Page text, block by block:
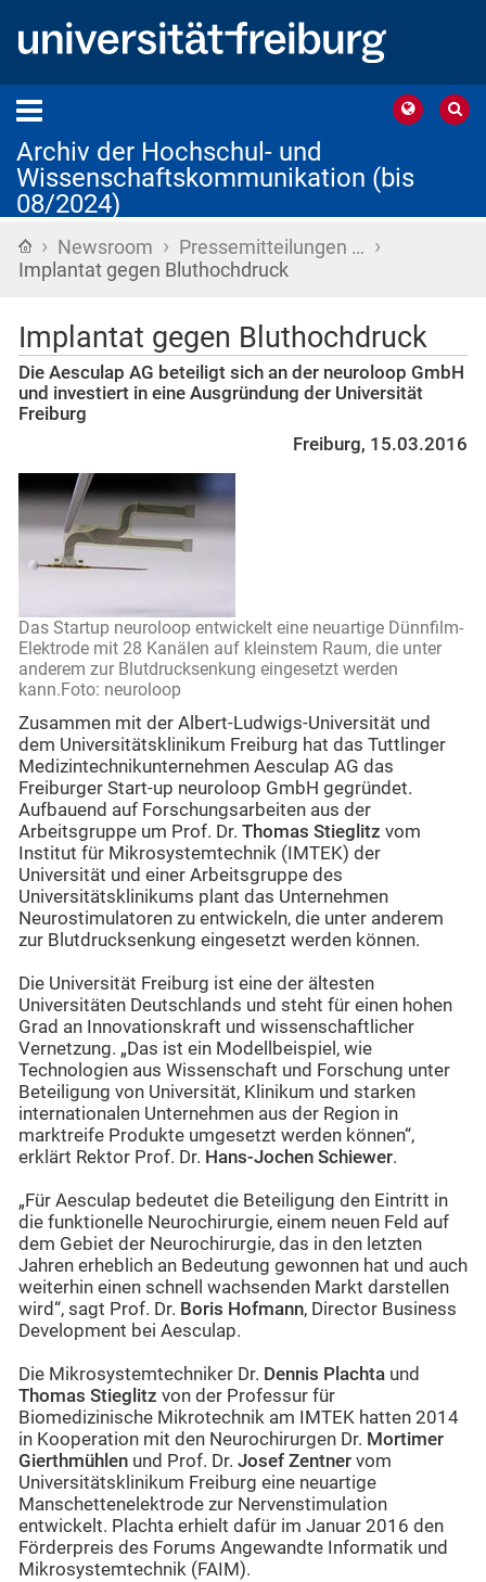
Archiv der Hochschul- und
Wissenschaftskommunikation (bis
08/2024)
Startseite
› Newsroom › Pressemitteilungen … ›
Implantat gegen Bluthochdruck
Implantat gegen Bluthochdruck
Die Aesculap AG beteiligt sich an der neuroloop GmbH
und investiert in eine Ausgründung der Universität
Freiburg
Freiburg, 15.03.2016
Das Startup neuroloop entwickelt eine neuartige Dünnfilm-
Elektrode mit 28 Kanälen auf kleinstem Raum, die unter
anderem zur Blutdrucksenkung eingesetzt werden
kann.Foto: neuroloop
Zusammen mit der Albert-Ludwigs-Universität und
dem Universitätsklinikum Freiburg hat das Tuttlinger
Medizintechnikunternehmen Aesculap AG das
Freiburger Start-up neuroloop GmbH gegründet.
Aufbauend auf Forschungsarbeiten aus der
Arbeitsgruppe um Prof. Dr. Thomas Stieglitz vom
Institut für Mikrosystemtechnik (IMTEK) der
Universität und einer Arbeitsgruppe des
Universitätsklinikums plant das Unternehmen
Neurostimulatoren zu entwickeln, die unter anderem
zur Blutdrucksenkung eingesetzt werden können.
Die Universität Freiburg ist eine der ältesten
Universitäten Deutschlands und steht für einen hohen
Grad an Innovationskraft und wissenschaftlicher
Vernetzung. „Das ist ein Modellbeispiel, wie
Technologien aus Wissenschaft und Forschung unter
Beteiligung von Universität, Klinikum und starken
internationalen Unternehmen aus der Region in
marktreife Produkte umgesetzt werden können“,
erklärt Rektor Prof. Dr. Hans-Jochen Schiewer.
„Für Aesculap bedeutet die Beteiligung den Eintritt in
die funktionelle Neurochirurgie, einem neuen Feld auf
dem Gebiet der Neurochirurgie, das in den letzten
Jahren erheblich an Bedeutung gewonnen hat und auch
weiterhin einen schnell wachsenden Markt darstellen
wird“, sagt Prof. Dr. Boris Hofmann, Director Business
Development bei Aesculap.
Die Mikrosystemtechniker Dr. Dennis Plachta und
Thomas Stieglitz von der Professur für
Biomedizinische Mikrotechnik am IMTEK hatten 2014
in Kooperation mit den Neurochirurgen Dr. Mortimer
Gierthmühlen und Prof. Dr. Josef Zentner vom
Universitätsklinikum Freiburg eine neuartige
Manschettenelektrode zur Nervenstimulation
entwickelt. Plachta erhielt dafür im Januar 2016 den
Förderpreis des Forums Angewandte Informatik und
Mikrosystemtechnik (FAIM).